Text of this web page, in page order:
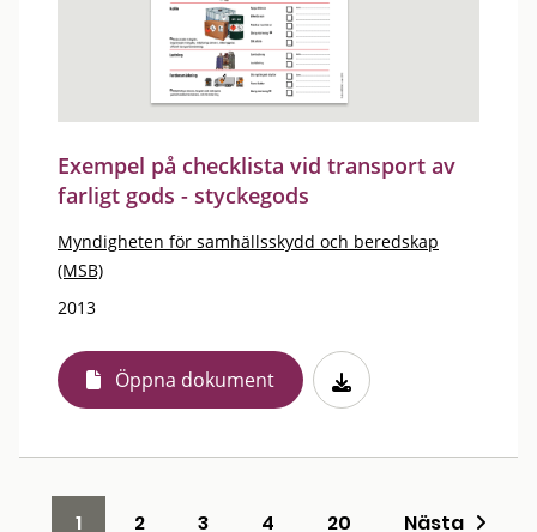
Exempel på checklista vid transport av
farligt gods - styckegods
Myndigheten för samhällsskydd och beredskap
(MSB)
2013
Öppna dokument
1 2 3 4 20 Nästa